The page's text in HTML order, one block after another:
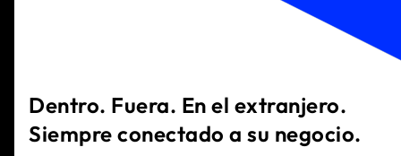
Dentro. Fuera. En el extranjero.
Siempre conectado a su negocio.